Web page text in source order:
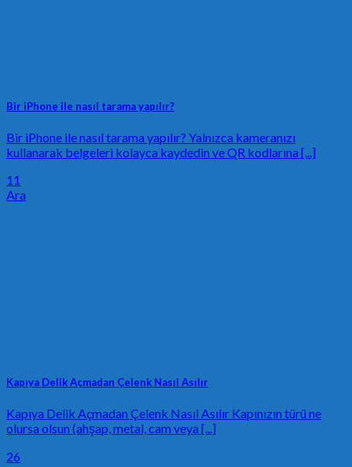
Bir iPhone ile nasıl tarama yapılır?
Bir iPhone ile nasıl tarama yapılır? Yalnızca kameranızı
kullanarak belgeleri kolayca kaydedin ve QR kodlarına [...]
11
Ara
Kapıya Delik Açmadan Çelenk Nasıl Asılır
Kapıya Delik Açmadan Çelenk Nasıl Asılır Kapınızın türü ne
olursa olsun (ahşap, metal, cam veya [...]
26